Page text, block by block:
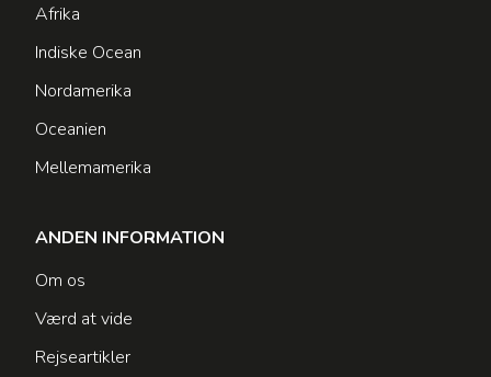
Afrika
Indiske Ocean
Nordamerika
Oceanien
Mellemamerika
ANDEN INFORMATION
Om os
Værd at vide
Rejseartikler